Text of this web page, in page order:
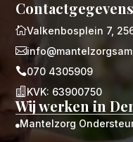
Contactgegevens
Valkenbosplein 7,

070 4305909
 KVK: 63900750
Wij werken in
 Mantelzorg